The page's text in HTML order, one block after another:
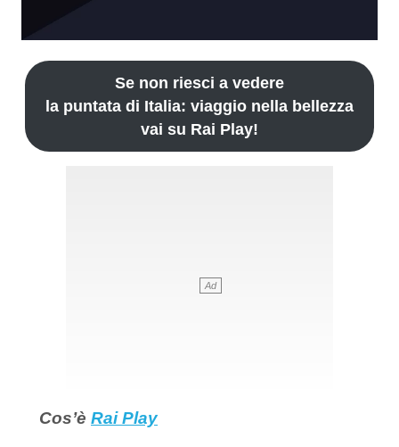
Se non riesci a vedere
la puntata di Italia: viaggio nella bellezza
vai su Rai Play!
Cos’è Rai Play